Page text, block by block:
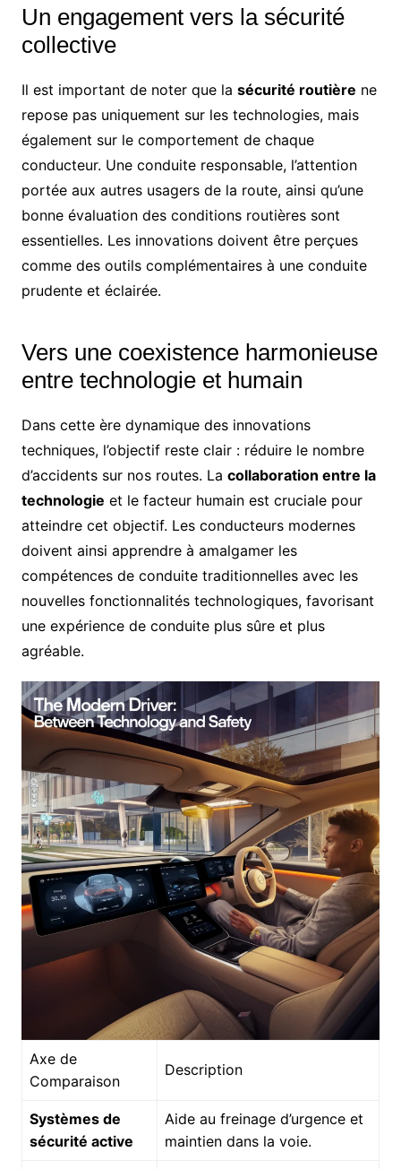
Un engagement vers la sécurité
collective
Il est important de noter que la sécurité routière ne
repose pas uniquement sur les technologies, mais
également sur le comportement de chaque
conducteur. Une conduite responsable, l’attention
portée aux autres usagers de la route, ainsi qu’une
bonne évaluation des conditions routières sont
essentielles. Les innovations doivent être perçues
comme des outils complémentaires à une conduite
prudente et éclairée.
Vers une coexistence harmonieuse
entre technologie et humain
Dans cette ère dynamique des innovations
techniques, l’objectif reste clair : réduire le nombre
d’accidents sur nos routes. La collaboration entre la
technologie et le facteur humain est cruciale pour
atteindre cet objectif. Les conducteurs modernes
doivent ainsi apprendre à amalgamer les
compétences de conduite traditionnelles avec les
nouvelles fonctionnalités technologiques, favorisant
une expérience de conduite plus sûre et plus
agréable.
Axe de
Comparaison
Description
Systèmes de
sécurité active
Aide au freinage d’urgence et
maintien dans la voie.